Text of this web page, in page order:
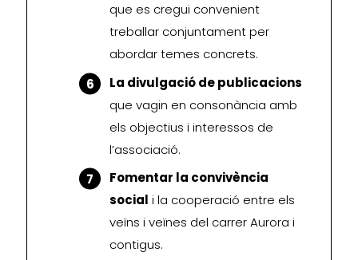
que es cregui convenient
treballar conjuntament per
abordar temes concrets.
La divulgació de publicacions
que vagin en consonància amb
els objectius i interessos de
l’associació.
Fomentar la convivència
social i la cooperació entre els
veïns i veïnes del carrer Aurora i
contigus.